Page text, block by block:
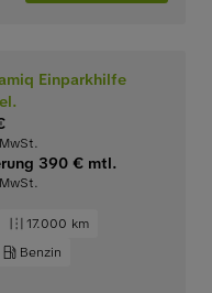
Einparkhilfe
390 € mtl.
17.000 km
Benzin